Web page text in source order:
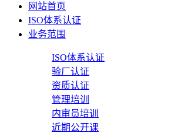
网站首页
ISO体系认证
业务范围
ISO体系认证
验厂认证
资质认证
管理培训
内审员培训
近期公开课